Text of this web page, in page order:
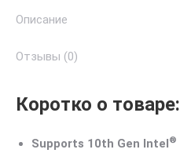
Описание
Отзывы (0)
Коротко о товаре:
Supports 10th Gen Intel®